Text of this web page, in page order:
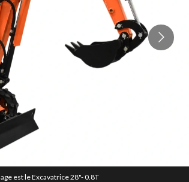
est le Excavatrice 28"- 0.8T